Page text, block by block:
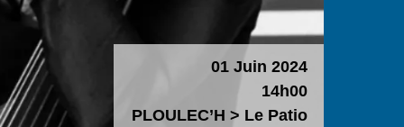
01 Juin 2024
14h00
PLOULEC’H > Le Patio